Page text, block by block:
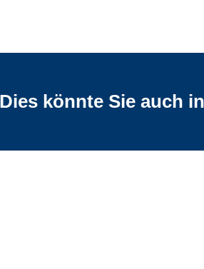
Dies könnte Sie auch